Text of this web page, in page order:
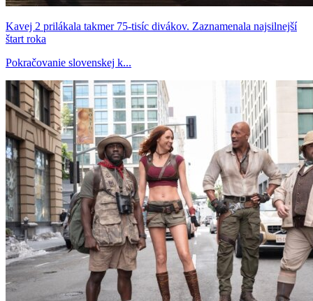
Kavej 2 prilákala takmer 75-tisíc divákov. Zaznamenala najsilnejší
štart roka
Pokračovanie slovenskej k...